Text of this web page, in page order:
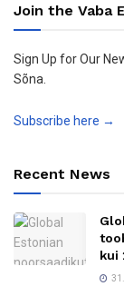
Join the Vaba
Sign Up for Our
Sõna.
Subscribe here →
Recent News
kui